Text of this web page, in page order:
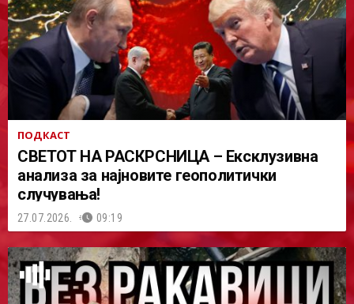
ПОДКАСТ
СВЕТОТ НА РАСКРСНИЦА – Ексклузивна
анализа за најновите геополитички
случувања!
27.07.2026. 09:19